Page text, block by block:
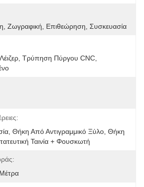
Ζωγραφική, Επιθεώρηση, Συσκευασία
Τρύπηση Πύργου CNC,
Θήκη Από Αντιγραμμικό Ξύλο, Θήκη
Ταινία + Φουσκωτή